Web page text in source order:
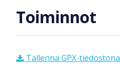
Toiminnot
Tallenna GPX-tiedostona